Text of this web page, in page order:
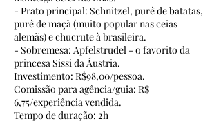
- Prato principal: Schnitzel, purê de batatas,
purê de maçã (muito popular nas ceias
alemãs) e chucrute à brasileira.
- Sobremesa: Apfelstrudel - o favorito da
princesa Sissi da Áustria.
Investimento: R$98,00/pessoa.
Comissão para agência/guia: R$
6,75/experiência vendida.
Tempo de duração: 2h